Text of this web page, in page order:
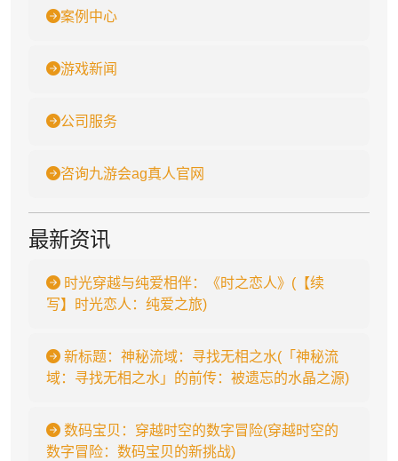
案例中心
游戏新闻
公司服务
咨询九游会ag真人官网
最新资讯
时光穿越与纯爱相伴：《时之恋人》(【续
写】时光恋人：纯爱之旅)
新标题：神秘流域：寻找无相之水(「神秘流
域：寻找无相之水」的前传：被遗忘的水晶之源)
数码宝贝：穿越时空的数字冒险(穿越时空的
数字冒险：数码宝贝的新挑战)